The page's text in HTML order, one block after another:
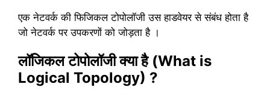
एक नेटवर्क की फिजिकल टोपोलॉजी उस हाडवेयर से संबंध होता है
जो नेटवर्क पर उपकरणों को जोड़ता है ।
लॉजिकल टोपोलॉजी क्या है (What is
Logical Topology) ?